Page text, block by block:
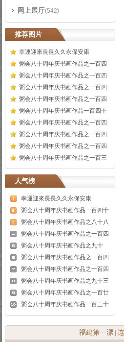
网上展厅(542)
推荐图片
幸運迎來長長久久永保安康
粥会八十周年庆书画作品之一百四
粥会八十周年庆书画作品之一百四
粥会八十周年庆书画作品之一百四
粥会八十周年庆书画作品之一百四
粥会八十周年庆书画作品一百四十
粥会八十周年庆书画作品之一百四
粥会八十周年庆书画作品之一百四
粥会八十周年庆书画作品之一百四
粥会八十周年庆书画作品之一百三
人气榜
幸運迎來長長久久永保安康
粥会八十周年庆书画作品一百四十
粥会八十周年庆书画作品之八十八
粥会八十周年庆书画作品之一百四
粥会八十周年庆书画作品之九十
粥会八十周年庆书画作品之一百四
粥会八十周年庆书画作品之一百四
粥会八十周年庆书画作品之九十三
粥会八十周年庆书画作品之一百廿
粥会八十周年庆书画作品一百三十
福建第一漂